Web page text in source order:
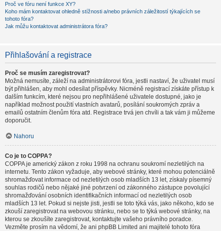
Proč ve fóru není funkce XY?
Koho mám kontaktovat ohledně stížnosti a/nebo právních záležitostí týkajících se
tohoto fóra?
Jak můžu kontaktovat administrátora fóra?
Přihlašování a registrace
Proč se musím zaregistrovat?
Možná nemusíte, záleží na administrátorovi fóra, jestli nastaví, že uživatel musí
být přihlášen, aby mohl odesílat příspěvky. Nicméně registrací získáte přístup k
dalším funkcím, které nejsou pro nepřihlášené uživatele dostupné, jako je
například možnost použití vlastních avatarů, posílání soukromých zpráv a
emailů ostatním členům fóra atd. Registrace trvá jen chvíli a tak vám ji můžeme
doporučit.
Nahoru
Co je to COPPA?
COPPA je americký zákon z roku 1998 na ochranu soukromí nezletilých na
internetu. Tento zákon vyžaduje, aby webové stránky, které mohou potenciálně
shromažďovat informace od nezletilých osob mladších 13 let, získaly písemný
souhlas rodičů nebo nějaké jiné potvrzení od zákonného zástupce povolující
shromažďování osobních identifikačních informací od nezletilých osob
mladších 13 let. Pokud si nejste jisti, jestli se toto týká vás, jako někoho, kdo se
zkouší zaregistrovat na webovou stránku, nebo se to týká webové stránky, na
kterou se zkoušíte zaregistrovat, kontaktujte vašeho právního poradce.
Vezměte prosím na vědomí, že ani phpBB Limited ani majitelé tohoto fóra